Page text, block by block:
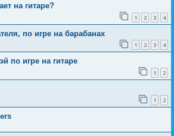
на гитаре?
1 2 3 4
по игре на барабанах
1 2 3 4
по игре на гитаре
1 2
1 2